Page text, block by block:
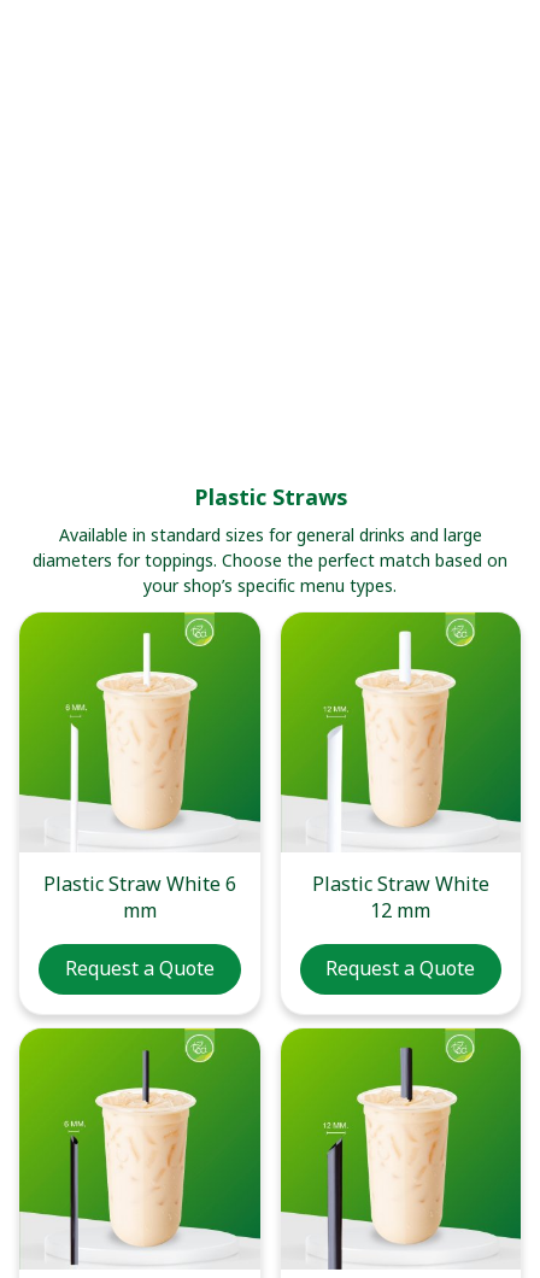
Plastic Straws
Available in standard sizes for general drinks and large
diameters for toppings. Choose the perfect match based on
your shop’s specific menu types.
Plastic Straw White 6
mm
Request a Quote
Plastic Straw White
12 mm
Request a Quote